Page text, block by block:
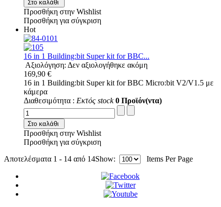
Στο καλάθι
Προσθήκη στην Wishlist
Προσθήκη για σύγκριση
Hot
16 in 1 Building:bit Super kit for BBC...
Αξιολόγηση: Δεν αξιολογήθηκε ακόμη
169,90 €
16 in 1 Building:bit Super kit for BBC Micro:bit V2/V1.5 με
κάμερα
Διαθεσιμότητα : Εκτός stock 0 Προϊόν(ντα)
Στο καλάθι
Προσθήκη στην Wishlist
Προσθήκη για σύγκριση
Αποτελέσματα 1 - 14 από 14Show: Items Per Page